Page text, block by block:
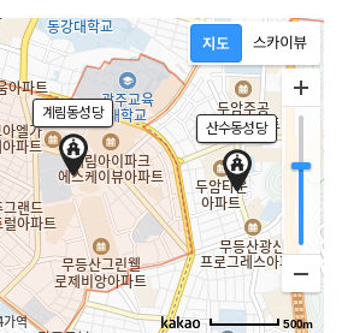
계림동성당
산수동성당
500m